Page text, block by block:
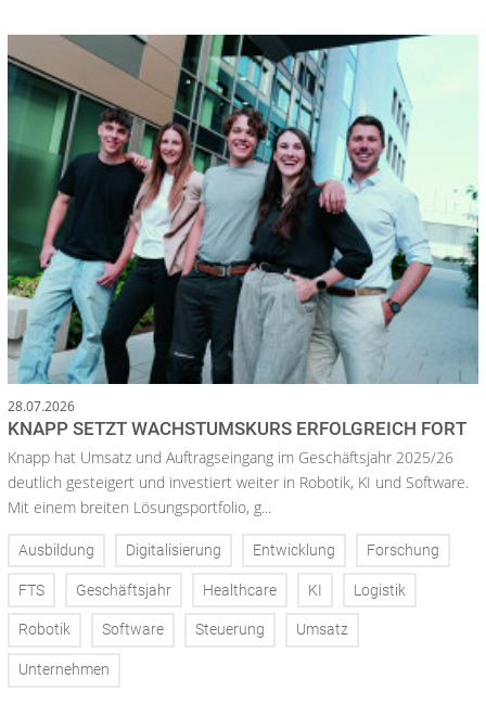
28.07.2026
KNAPP SETZT WACHSTUMSKURS ERFOLGREICH FORT
Knapp hat Umsatz und Auftragseingang im Geschäftsjahr 2025/26
deutlich gesteigert und investiert weiter in Robotik, KI und Software.
Mit einem breiten Lösungsportfolio, g...
Ausbildung Digitalisierung Entwicklung Forschung
FTS Geschäftsjahr Healthcare KI Logistik
Robotik Software Steuerung Umsatz
Unternehmen